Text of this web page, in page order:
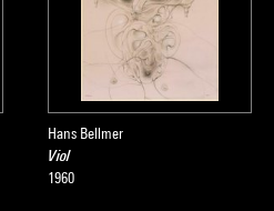
Hans Bellmer
Viol
1960